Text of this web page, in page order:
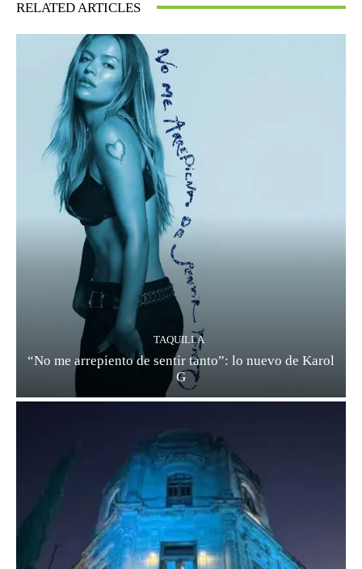
RELATED ARTICLES
TAQUILLA
“No me arrepiento de sentir tanto”: lo nuevo de Karol
G